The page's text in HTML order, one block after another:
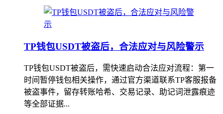
TP钱包USDT被盗后，合法应对与风险警示
TP钱包USDT被盗后，需快速启动合法应对流程：第一
时间暂停钱包相关操作，通过官方渠道联系TP客服报备
被盗事件，留存转账哈希、交易记录、助记词泄露痕迹
等全部证据...